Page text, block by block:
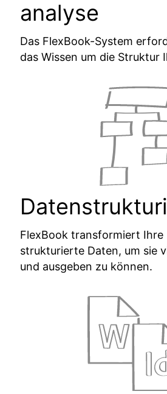
analyse
Das FlexBook-System
das Wissen um die Struktur
FlexBook transformiert Ihre
strukturierte Daten, um sie
und ausgeben zu können.